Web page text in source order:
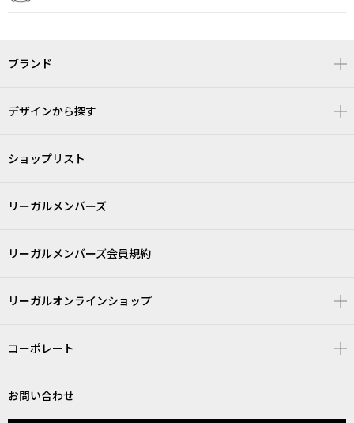
ブランド
デザインから探す
ショップリスト
リーガルメンバーズ
リーガルメンバーズ会員規約
リーガルオンラインショップ
コーポレート
お問い合わせ